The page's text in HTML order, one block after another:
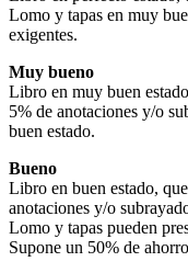
Lomo y tapas en muy
exigentes.
Muy bueno
Libro en muy buen
5% de anotaciones y/o
buen estado.
Bueno
Libro en buen estado,
anotaciones y/o
Lomo y tapas pueden
Supone un 50% de